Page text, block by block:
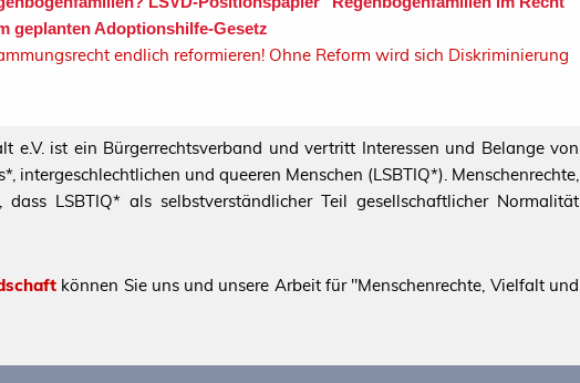
geplanten Adoptionshilfe-Gesetz
endlich reformieren! Ohne Reform wird sich Diskriminierung
e.V. ist ein Bürgerrechtsverband und vertritt Interessen und Belange von
intergeschlechtlichen und queeren Menschen (LSBTIQ*). Menschenrechte,
LSBTIQ* als selbstverständlicher Teil gesellschaftlicher Normalität
können Sie uns und unsere Arbeit für "Menschenrechte, Vielfalt und